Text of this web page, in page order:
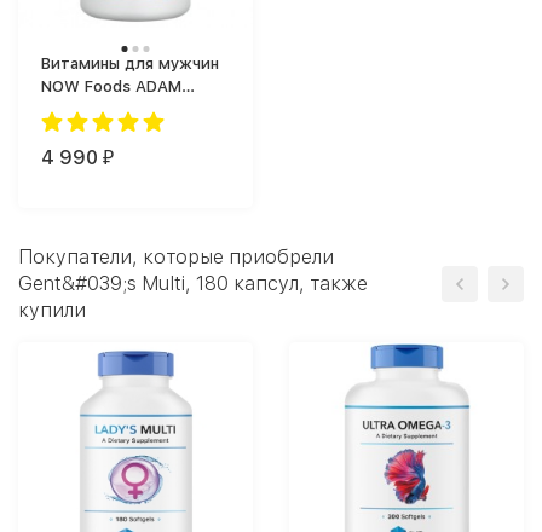
Витамины для мужчин
NOW Foods ADAM
Softgels Superior Men's
Multi vitamins (180
капс.)
4 990 ₽
Покупатели, которые приобрели
Gent&#039;s Multi, 180 капсул, также
купили